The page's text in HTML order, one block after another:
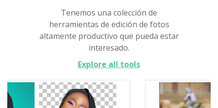
Tenemos una colección de
herramientas de edición de fotos
altamente productivo que pueda estar
interesado.
Explore all tools